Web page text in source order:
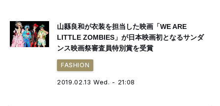
山縣良和が衣装を担当した映画「WE ARE
LITTLE ZOMBIES」が日本映画初となるサンダ
ンス映画祭審査員特別賞を受賞
FASHION
2019.02.13 Wed. - 21:08